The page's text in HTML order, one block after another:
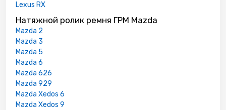
Lexus RX
Натяжной ролик ремня ГРМ Mazda
Mazda 2
Mazda 3
Mazda 5
Mazda 6
Mazda 626
Mazda 929
Mazda Xedos 6
Mazda Xedos 9